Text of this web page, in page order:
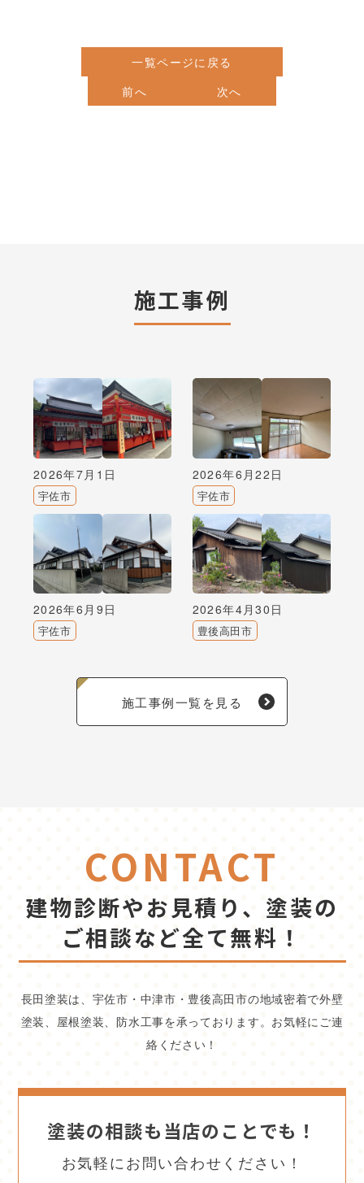
一覧ページに戻る
前へ
次へ
施工事例
2026年7月1日
宇佐市
2026年6月22日
宇佐市
2026年6月9日
宇佐市
2026年4月30日
豊後高田市
施工事例一覧を見る
CONTACT
建物診断やお見積り、塗装の
ご相談など全て無料！
長田塗装は、宇佐市・中津市・豊後高田市の地域密着で外壁
塗装、屋根塗装、防水工事を承っております。お気軽にご連
絡ください！
塗装の相談も当店のことでも！
お気軽にお問い合わせください！